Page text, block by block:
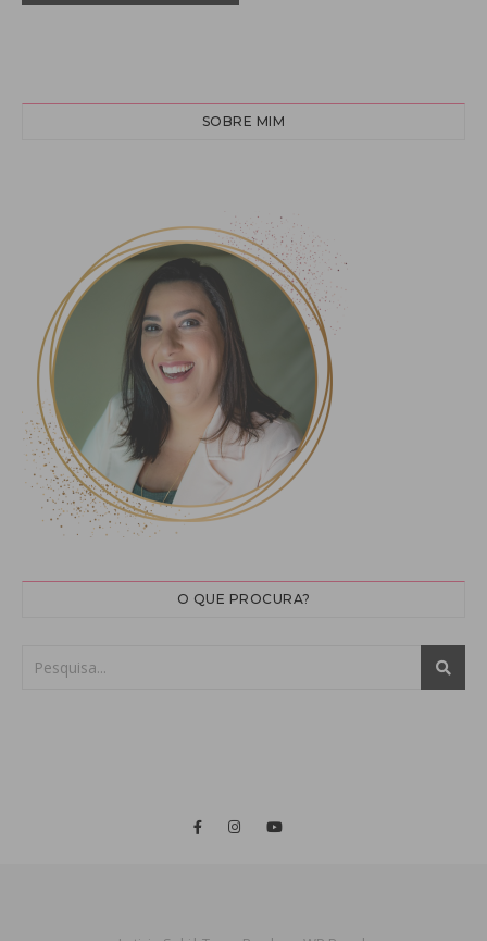
SOBRE MIM
O QUE PROCURA?